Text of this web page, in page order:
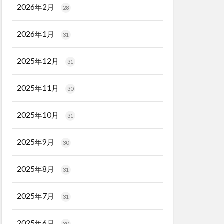
2026年2月 28
2026年1月 31
2025年12月 31
2025年11月 30
2025年10月 31
2025年9月 30
2025年8月 31
2025年7月 31